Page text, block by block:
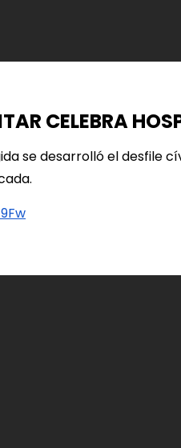
CELEBRA
se desarrolló el desfile